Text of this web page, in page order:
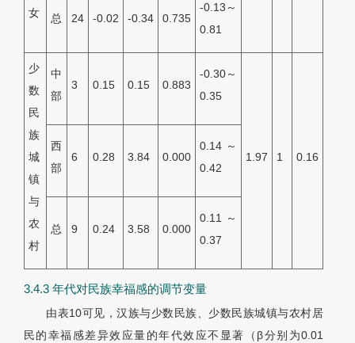
女
总 24 -0.02 -0.34 0.735
-0.13～
0.81
少
数
民
族
城
镇
与
农
村
中
部
3 0.15 0.15 0.883
-0.30～
0.35
1.97 1 0.16
西
部
6 0.28 3.84 0.000
0.14～
0.42
总 9 0.24 3.58 0.000
0.11～
0.37
3.4.3 年代对民族幸福感的调节变量
由表10可见，汉族与少数民族、少数民族城镇与农村居
民的幸福感差异效应量的年代效应不显著（β分别为0.01